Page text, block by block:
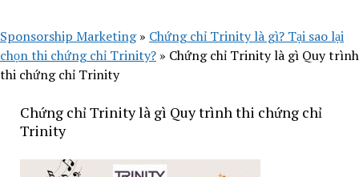
Sponsorship Marketing» Chứng chỉ Trinity là gì? Tại sao lại
chọn thi chứng chỉ Trinity? » Chứng chỉ Trinity là gì Quy trình
thi chứng chỉ Trinity
Chứng chỉ Trinity là gì Quy trình thi chứng chỉ
Trinity